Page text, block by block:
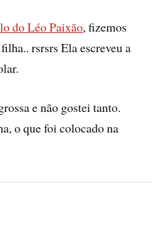
do Léo Paixão, fizemos
rsrsrs Ela escreveu a
e não gostei tanto.
o que foi colocado na